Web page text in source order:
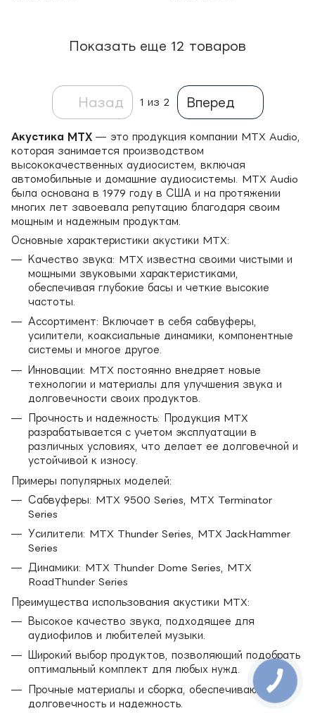
Показать еще 12 товаров
Назад 1 из 2 Вперед
Акустика MTX — это продукция компании MTX Audio,
которая занимается производством
высококачественных аудиосистем, включая
автомобильные и домашние аудиосистемы. MTX Audio
была основана в 1979 году в США и на протяжении
многих лет завоевала репутацию благодаря своим
мощным и надежным продуктам.
Основные характеристики акустики MTX:
Качество звука: MTX известна своими чистыми и
мощными звуковыми характеристиками,
обеспечивая глубокие басы и четкие высокие
частоты.
Ассортимент: Включает в себя сабвуферы,
усилители, коаксиальные динамики, компонентные
системы и многое другое.
Инновации: MTX постоянно внедряет новые
технологии и материалы для улучшения звука и
долговечности своих продуктов.
Прочность и надежность: Продукция MTX
разрабатывается с учетом эксплуатации в
различных условиях, что делает ее долговечной и
устойчивой к износу.
Примеры популярных моделей:
Сабвуферы: MTX 9500 Series, MTX Terminator
Series
Усилители: MTX Thunder Series, MTX JackHammer
Series
Динамики: MTX Thunder Dome Series, MTX
RoadThunder Series
Преимущества использования акустики MTX:
Высокое качество звука, подходящее для
аудиофилов и любителей музыки.
Широкий выбор продуктов, позволяющий подобрать
оптимальный комплект для любых нужд.
Прочные материалы и сборка, обеспечивающие
долговечность и надежность.